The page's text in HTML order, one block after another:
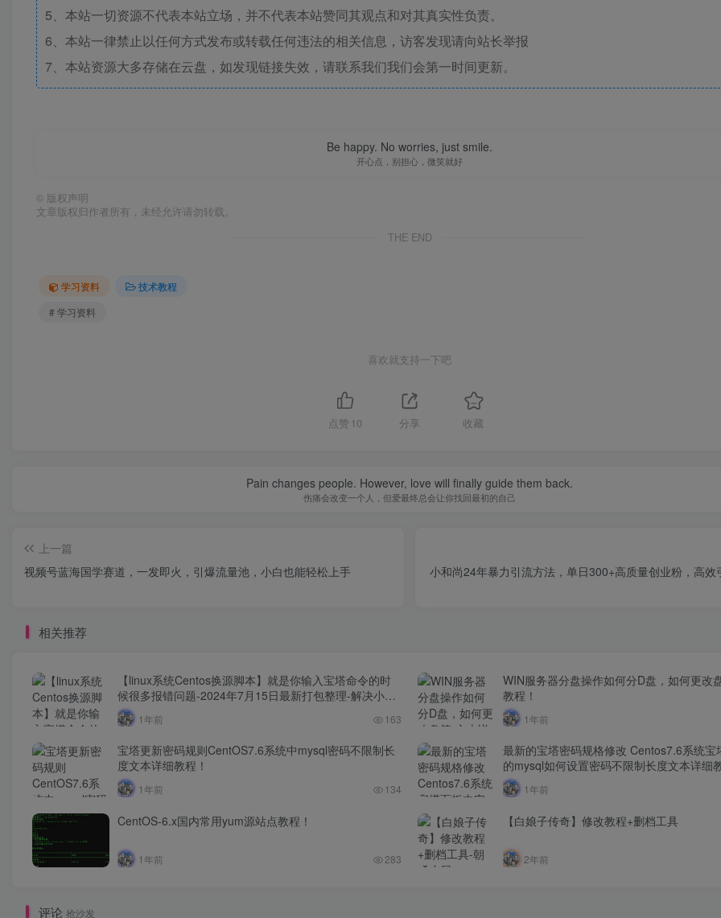
5、本站一切资源不代表本站立场，并不代表本站赞同其观点和对其真实性负责。
6、本站一律禁止以任何方式发布或转载任何违法的相关信息，访客发现请向站长举报
7、本站资源大多存储在云盘，如发现链接失效，请联系我们我们会第一时间更新。
Be happy. No worries, just smile.
开心点，别担心，微笑就好
© 版权声明
文章版权归作者所有，未经允许请勿转载。
THE END
学习资料
技术教程
# 学习资料
喜欢就支持一下吧
点赞 10 分享 收藏
Pain changes people. However, love will finally guide them back.
伤痛会改变一个人，但爱最终总会让你找回最初的自己
上一篇
视频号蓝海国学赛道，一发即火，引爆流量池，小白也能轻松上手
小和尚24年暴力引流方法，单日300+高质量创业粉，高效
相关推荐
【linux系统Centos换源脚本】就是你输入宝塔命令的时
候很多报错问题-2024年7月15日最新打包整理-解决小厂
服务器yum源！
1年前 163
WIN服务器分盘操作如何分D盘，如何更改
教程！
1年前
宝塔更新密码规则CentOS7.6系统中mysql密码不限制长
度文本详细教程！
1年前 134
最新的宝塔密码规格修改 Centos7.6系统宝
的mysql如何设置密码不限制长度文本详细
1年前
CentOS-6.x国内常用yum源站点教程！
1年前 283
【白娘子传奇】修改教程+删档工具
2年前
评论 抢沙发